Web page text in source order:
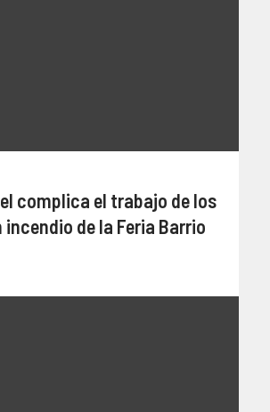
complica el trabajo de los
incendio de la Feria Barrio